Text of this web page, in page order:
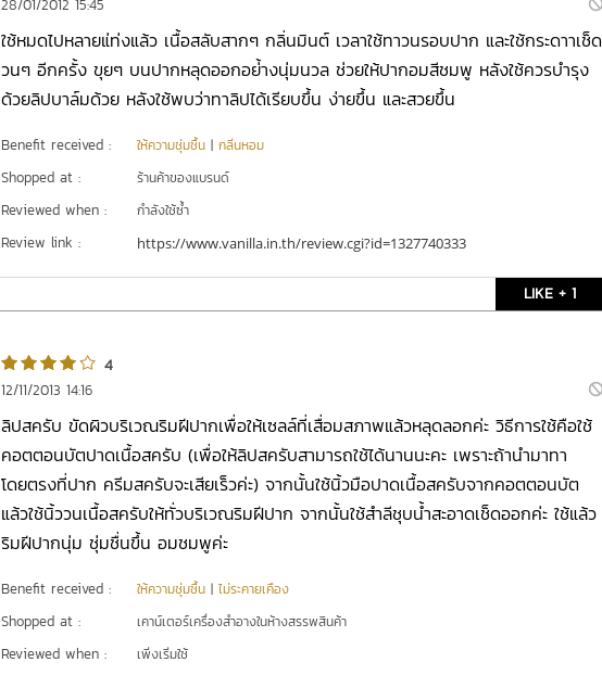
28/01/2012 15:45
ใช้หมดไปหลายแ่ท่งแล้ว เนื้อสลับสากๆ กลิ่นมินต์ เวลาใช้ทาวนรอบปาก และใช้กระดาาเช็ด
วนๆ อีกครั้ง ขุยๆ บนปากหลุดออกอย่้างนุ่มนวล ช่วยให้ปากอมสีชมพู หลังใช้ควรบำรุง
ด้วยลิปบาล์มด้วย หลังใช้พบว่าทาลิปได้เรียบขึ้น ง่ายขึ้น และสวยขึ้น
Benefit received : ให้ความชุ่มชื้น | กลิ่นหอม
Shopped at : ร้านค้าของแบรนด์
Reviewed when : กำลังใช้ซ้ำ
Review link : https://www.vanilla.in.th/review.cgi?id=1327740333
LIKE + 1
4
12/11/2013 14:16
ลิปสครับ ขัดผิวบริเวณริมฝีปากเพื่อให้เซลล์ที่เสื่อมสภาพแล้วหลุดลอกค่ะ วิธีการใช้คือใช้
คอตตอนบัตปาดเนื้อสครับ (เพื่อให้ลิปสครับสามารถใช้ได้นานนะคะ เพราะถ้านำมาทา
โดยตรงที่ปาก ครีมสครับจะเสียเร็วค่ะ) จากนั้นใช้นิ้วมือปาดเนื้อสครับจากคอตตอนบัต
แล้วใช้นิ้ววนเนื้อสครับให้ทั่วบริเวณริมฝีปาก จากนั้นใช้สำลีชุบน้ำสะอาดเช็ดออกค่ะ ใช้แล้ว
ริมฝีปากนุ่ม ชุ่มชื่นขึ้น อมชมพูค่ะ
Benefit received : ให้ความชุ่มชื้น | ไม่ระคายเคือง
Shopped at : เคาน์เตอร์เครื่องสำอางในห้างสรรพสินค้า
Reviewed when : เพิ่งเริ่มใช้